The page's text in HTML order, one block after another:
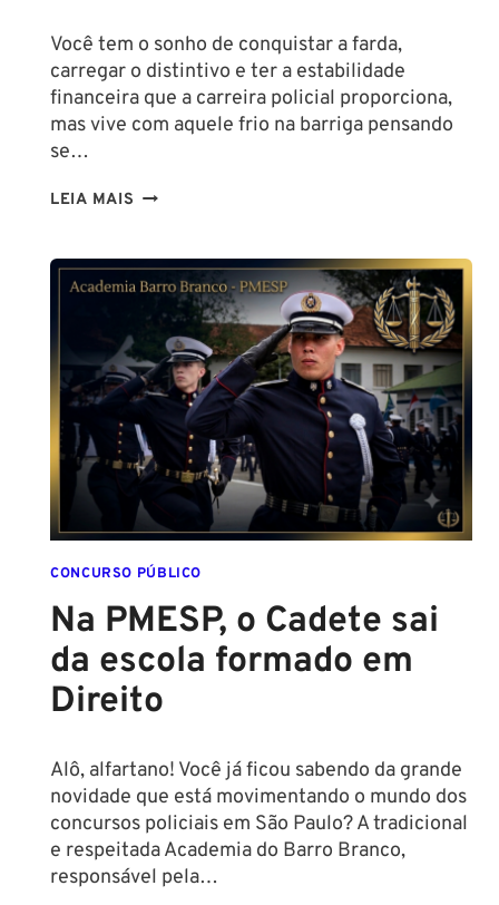
Você tem o sonho de conquistar a farda,
carregar o distintivo e ter a estabilidade
financeira que a carreira policial proporciona,
mas vive com aquele frio na barriga pensando
se…
LEIA MAIS TENHO
SER
POLICIAL?
DESCUBRA
AS
NOVAS
REGRAS!
ALTURA
MÍNIMA
PARA
CONCURSO
POLICIAL:
CONCURSO PÚBLICO
Na PMESP, o Cadete sai
da escola formado em
Direito
Alô, alfartano! Você já ficou sabendo da grande
novidade que está movimentando o mundo dos
concursos policiais em São Paulo? A tradicional
e respeitada Academia do Barro Branco,
responsável pela…